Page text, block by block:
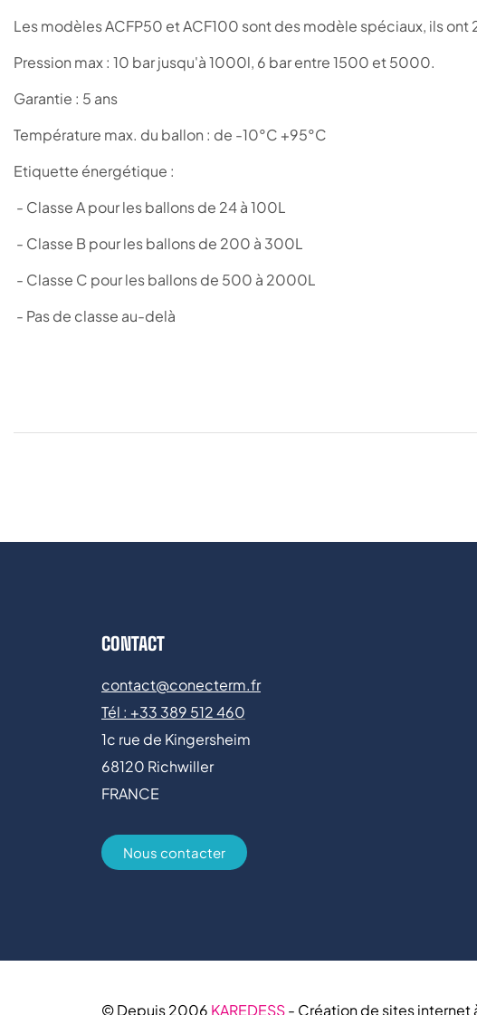
Les modèles ACFP50 et ACF100 sont des modèle spéciaux, ils ont
Pression max : 10 bar jusqu'à 1000l, 6 bar entre 1500 et 5000.
Garantie : 5 ans
Température max. du ballon : de -10°C +95°C
Etiquette énergétique :
- Classe A pour les ballons de 24 à 100L
- Classe B pour les ballons de 200 à 300L
- Classe C pour les ballons de 500 à 2000L
- Pas de classe au-delà
CONTACT
contact@conecterm.fr
Tél : +33 389 512 460
1c rue de Kingersheim
68120 Richwiller
FRANCE
Nous contacter
© Depuis 2006 KAREDESS- Création de sites internet